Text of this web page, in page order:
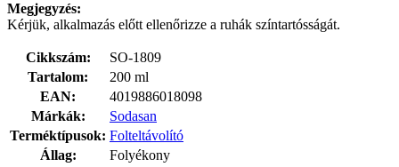
Megjegyzés:
Kérjük, alkalmazás előtt ellenőrizze a ruhák színtartósságát.
Cikkszám:
SO-1809
Tartalom:
200 ml
EAN:
4019886018098
Márkák:
Sodasan
Terméktípusok: Folteltávolító
Állag:
Folyékony